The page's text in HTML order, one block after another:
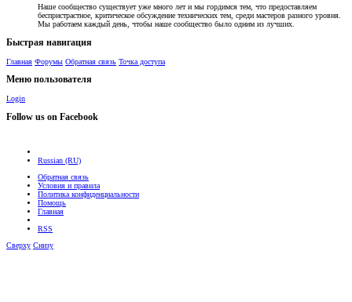
Наше сообщество существует уже много лет и мы гордимся тем, что предоставляем
беспристрастное, критическое обсуждение технических тем, среди мастеров разного уровня.
Мы работаем каждый день, чтобы наше сообщество было одним из лучших.
Быстрая навигация
Главная Форумы Обратная связь Точка доступа
Меню пользователя
Login
Follow us on Facebook
Russian (RU)
Обратная связь
Условия и правила
Политика конфиденциальности
Помощь
Главная
RSS
Сверху Снизу